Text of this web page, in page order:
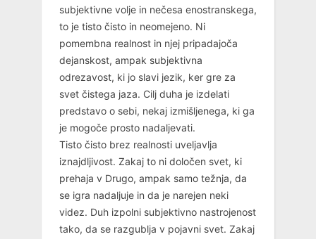
subjektivne volje in nečesa enostranskega,
to je tisto čisto in neomejeno. Ni
pomembna realnost in njej pripadajoča
dejanskost, ampak subjektivna
odrezavost, ki jo slavi jezik, ker gre za
svet čistega jaza. Cilj duha je izdelati
predstavo o sebi, nekaj izmišljenega, ki ga
je mogoče prosto nadaljevati.
Tisto čisto brez realnosti uveljavlja
iznajdljivost. Zakaj to ni določen svet, ki
prehaja v Drugo, ampak samo težnja, da
se igra nadaljuje in da je narejen neki
videz. Duh izpolni subjektivno nastrojenost
tako, da se razgublja v pojavni svet. Zakaj